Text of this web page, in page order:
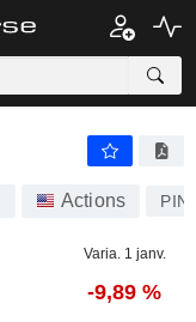
Actions
Varia. 1 janv.
-9,89 %